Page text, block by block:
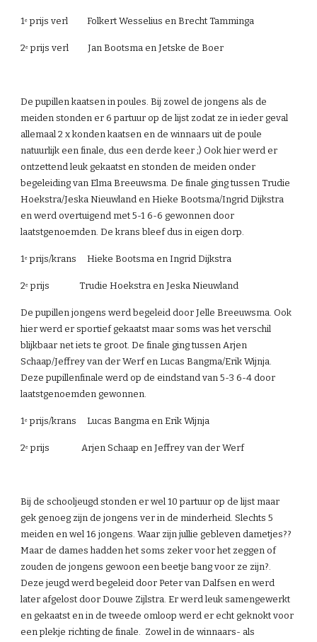
1e prijs verl         Folkert Wesselius en Brecht Tamminga
2e prijs verl         Jan Bootsma en Jetske de Boer
De pupillen kaatsen in poules. Bij zowel de jongens als de
meiden stonden er 6 partuur op de lijst zodat ze in ieder geval
allemaal 2 x konden kaatsen en de winnaars uit de poule
natuurlijk een finale, dus een derde keer ;) Ook hier werd er
ontzettend leuk gekaatst en stonden de meiden onder
begeleiding van Elma Breeuwsma. De finale ging tussen Trudie
Hoekstra/Jeska Nieuwland en Hieke Bootsma/Ingrid Dijkstra
en werd overtuigend met 5-1 6-6 gewonnen door
laatstgenoemden. De krans bleef dus in eigen dorp.
1e prijs/krans     Hieke Bootsma en Ingrid Dijkstra
2e prijs              Trudie Hoekstra en Jeska Nieuwland
De pupillen jongens werd begeleid door Jelle Breeuwsma. Ook
hier werd er sportief gekaatst maar soms was het verschil
blijkbaar net iets te groot. De finale ging tussen Arjen
Schaap/Jeffrey van der Werf en Lucas Bangma/Erik Wijnja.
Deze pupillenfinale werd op de eindstand van 5-3 6-4 door
laatstgenoemden gewonnen.
1e prijs/krans     Lucas Bangma en Erik Wijnja
2e prijs               Arjen Schaap en Jeffrey van der Werf
Bij de schooljeugd stonden er wel 10 partuur op de lijst maar
gek genoeg zijn de jongens ver in de minderheid. Slechts 5
meiden en wel 16 jongens. Waar zijn jullie gebleven dametjes??
Maar de dames hadden het soms zeker voor het zeggen of
zouden de jongens gewoon een beetje bang voor ze zijn?.
Deze jeugd werd begeleid door Peter van Dalfsen en werd
later afgelost door Douwe Zijlstra. Er werd leuk samengewerkt
en gekaatst en in de tweede omloop werd er echt geknokt voor
een plekje richting de finale.  Zowel in de winnaars- als